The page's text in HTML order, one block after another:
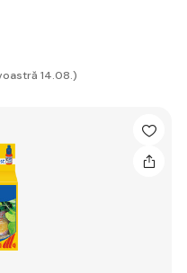
14.08.)